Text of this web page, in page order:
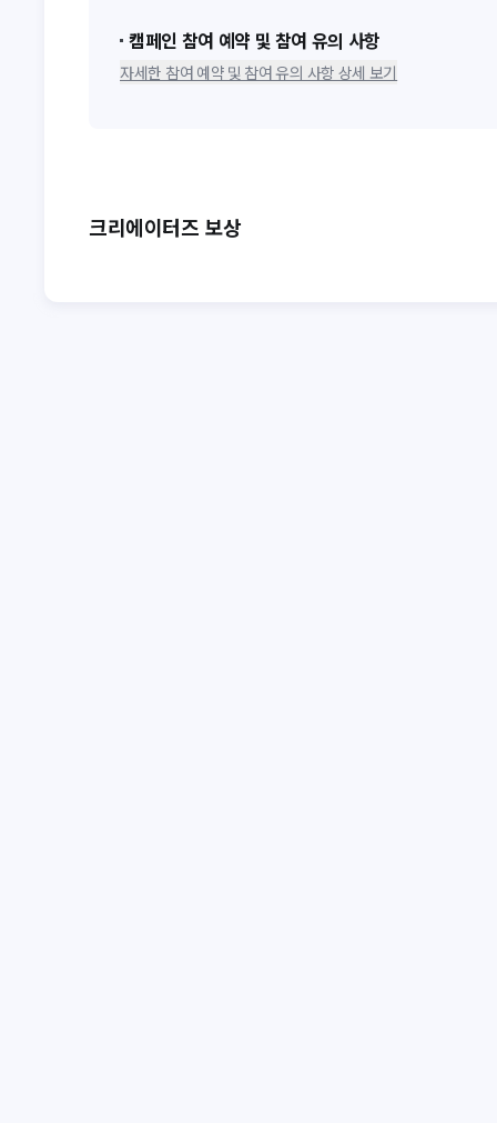
캠페인 참여 예약 및 참여 유의 사항
자세한 참여 예약 및 참여 유의 사항 상세 보기
크리에이터즈 보상